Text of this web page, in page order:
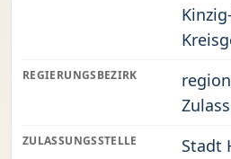
REGIERUNGSBEZIRK
ZULASSUNGSSTELLE
Stadt